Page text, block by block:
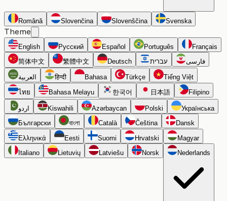
Română Slovenčina Slovenščina Svenska
Theme
English Русский Español Português
Français
简体中文
繁體中文 Deutsch עברית فارسی
العربية हिन्दी Bahasa Türkçe
Tiếng Việt
ไทย
Bahasa Melayu 한국어 日本語 Filipino
اردو Kiswahili Azərbaycan Polski
Українська
Български
বাংলা Català Čeština
Dansk
Ελληνικά
Eesti Suomi Hrvatski
Magyar
Italiano
Lietuvių Latviešu Norsk Nederlands